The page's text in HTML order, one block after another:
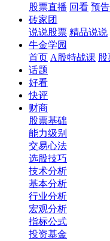
股票直播 回看 预告
砖家团
说说股票 精品说说
牛金学园
首页 A股特战课
话题
好看
快评
财商
股票基础
能力级别
交易心法
选股技巧
技术分析
基本分析
行业分析
宏观分析
指标公式
投资基金